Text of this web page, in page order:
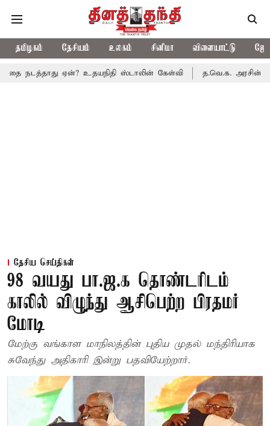
தமிழகம் தேசியம் உலகம் சினிமா விளையாட்டு
ஏன்? உதயநிதி ஸ்டாலின் கேள்வி த.வெ.க. அரசின் முதல்
தேசிய செய்திகள்
98 வயது பா.ஜ.க தொண்டரிடம்
காலில் விழுந்து ஆசிபெற்ற பிரதமர்
மோடி
மேற்கு வங்காள மாநிலத்தின் புதிய முதல் மந்திரியாக
சுவேந்து அதிகாரி இன்று பதவியேற்றார்.